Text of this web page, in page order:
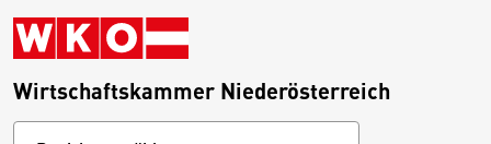
Wirtschaftskammer Niederösterreich